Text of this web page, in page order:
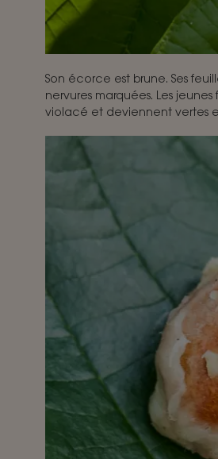
Son écorce est brune. Ses
nervures marquées. Les
violacé et deviennent vertes